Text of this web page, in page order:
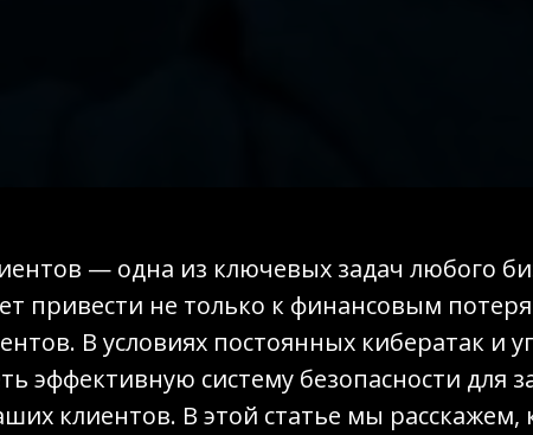
— одна из ключевых задач любого
привести не только к финансовым
В условиях постоянных кибератак и
эффективную систему безопасности для
клиентов. В этой статье мы расскажем,